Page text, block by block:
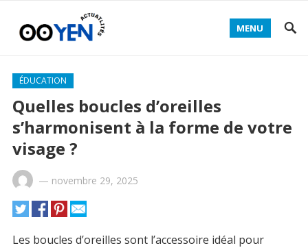
MENU
ÉDUCATION
Quelles boucles d’oreilles
s’harmonisent à la forme de votre
visage ?
— novembre 29, 2025
Les boucles d’oreilles sont l’accessoire idéal pour